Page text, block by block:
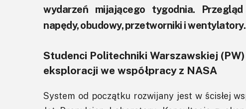
wydarzeń mijającego tygodnia.
napędy, obudowy, przetworniki i wentylatory.
Studenci Politechniki Warszawskiej
eksploracji we współpracy z NASA
System od początku rozwijany jest w ścisłej